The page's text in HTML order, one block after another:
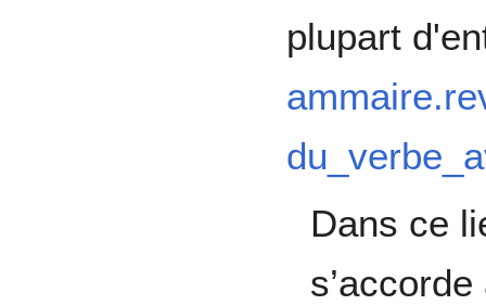
plupart
Dans ce